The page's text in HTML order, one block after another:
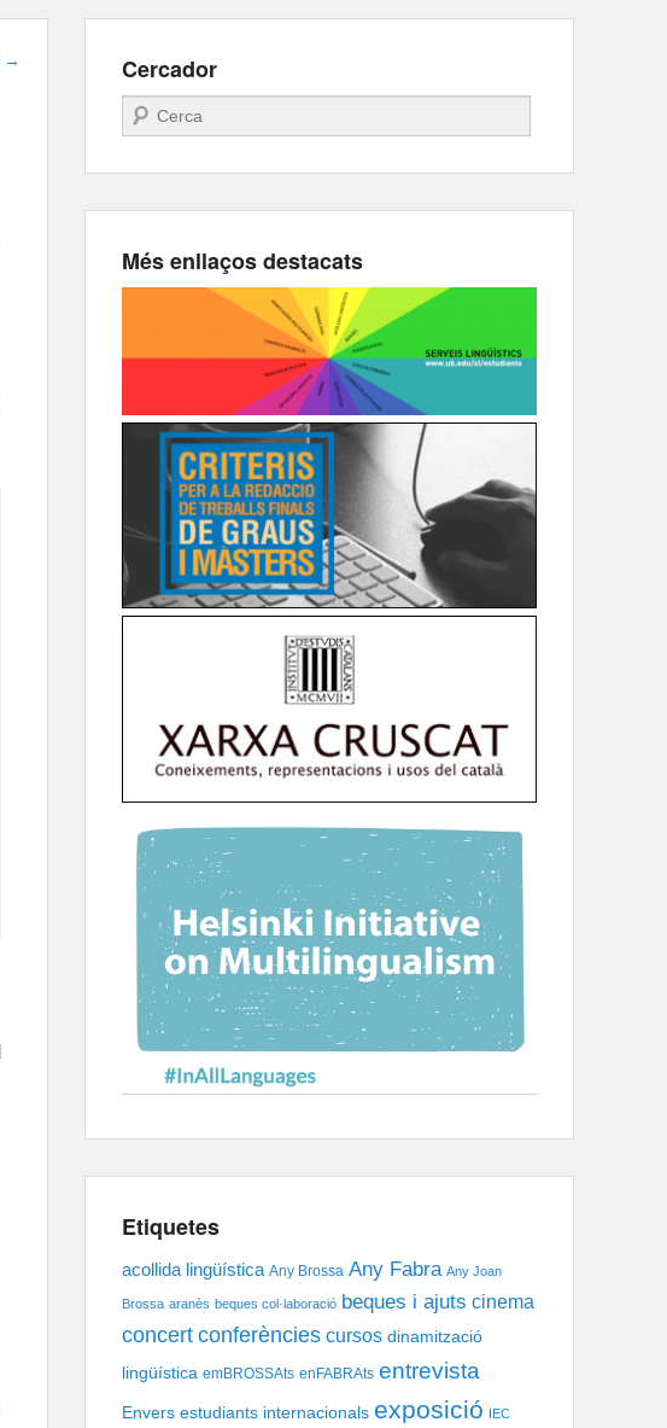
→ Cercador
Search
Més enllaços destacats
Etiquetes
acollida lingüística Any Brossa Any Fabra Any Joan
Brossa aranès beques col·laboració beques i ajuts cinema
concert conferències cursos dinamització
lingüística emBROSSAts enFABRAts entrevista
Envers estudiants internacionals exposició IEC